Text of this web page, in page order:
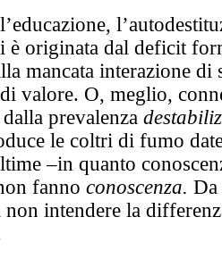
è originata dal deficit
mancata interazione di
valore. O, meglio,
prevalenza
le coltri di fumo
–in quanto
fanno conoscenza.
intendere la